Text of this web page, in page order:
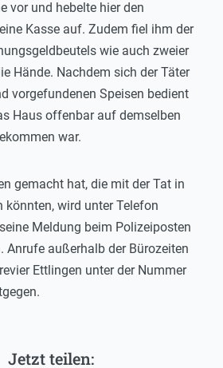
vor und hebelte hier den
Kasse auf. Zudem fiel ihm der
wie auch zweier
Hände. Nachdem sich der Täter
vorgefundenen Speisen bedient
Haus offenbar auf demselben
war.
gemacht hat, die mit der Tat in
könnten, wird unter Telefon
Meldung beim Polizeiposten
Anrufe außerhalb der Bürozeiten
Ettlingen unter der Nummer